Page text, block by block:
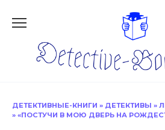
ДЕТЕКТИВНЫЕ-КНИГИ » ДЕТЕКТИВЫ »
» «ПОСТУЧИ В МОЮ ДВЕРЬ НА